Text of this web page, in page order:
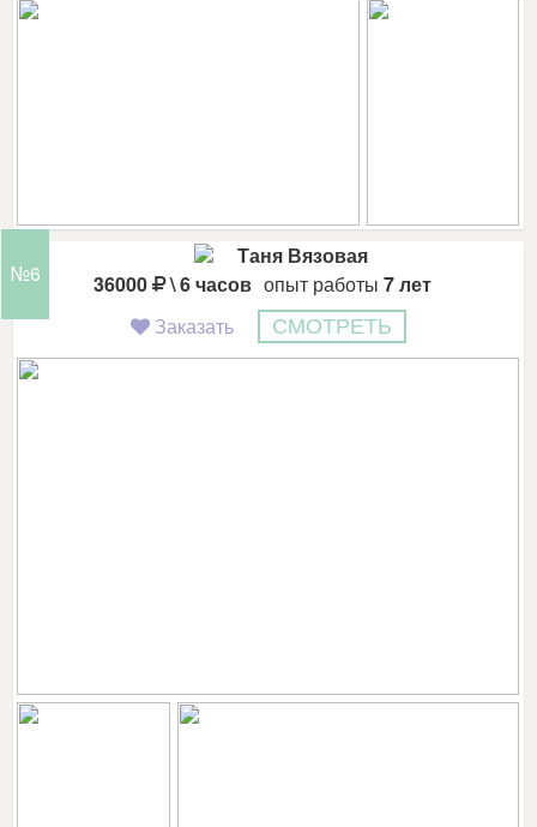
№6
Таня Вязовая
36000
\ 6 часов опыт работы 7 лет
Заказать
СМОТРЕТЬ